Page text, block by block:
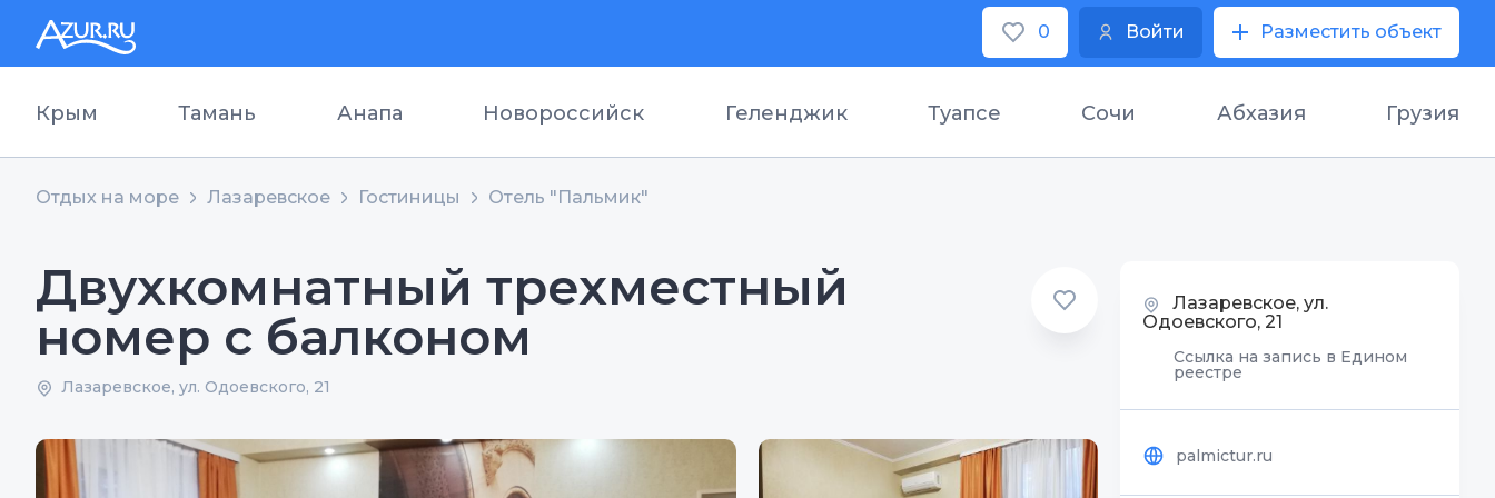
0 Войти Разместить объект
Крым Тамань Анапа Новороссийск Геленджик Туапсе Сочи Абхазия Грузия
Отдых на море Лазаревское Гостиницы Отель "Пальмик"
Двухкомнатный трехместный
номер с балконом
Лазаревское, ул. Одоевского, 21
Лазаревское, ул.
Одоевского, 21
Ссылка на запись в Едином
реестре
palmictur.ru